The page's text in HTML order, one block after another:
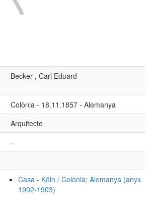
Becker , Carl Eduard
Colònia - 18.11.1857 - Alemanya
Arquitecte
-
Casa - Köln / Colònia; Alemanya (anys
1902-1903)